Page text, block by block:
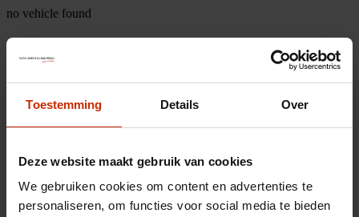
Toestemming Details Over
Deze website maakt gebruik van cookies
We gebruiken cookies om content en advertenties te
personaliseren, om functies voor social media te bieden
no vehicle found